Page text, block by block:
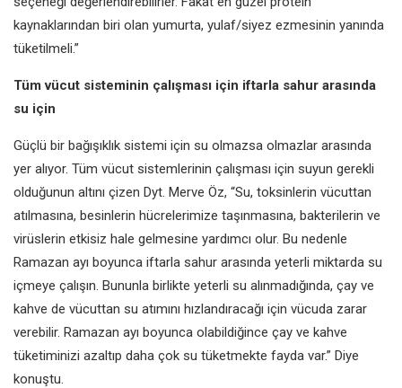
kaynaklarından biri olan yumurta, yulaf/siyez ezmesinin yanında
tüketilmeli.”
Tüm vücut sisteminin çalışması için iftarla sahur arasında
su için
Güçlü bir bağışıklık sistemi için su olmazsa olmazlar arasında
yer alıyor. Tüm vücut sistemlerinin çalışması için suyun gerekli
olduğunun altını çizen Dyt. Merve Öz, “Su, toksinlerin vücuttan
atılmasına, besinlerin hücrelerimize taşınmasına, bakterilerin ve
virüslerin etkisiz hale gelmesine yardımcı olur. Bu nedenle
Ramazan ayı boyunca iftarla sahur arasında yeterli miktarda su
içmeye çalışın. Bununla birlikte yeterli su alınmadığında, çay ve
kahve de vücuttan su atımını hızlandıracağı için vücuda zarar
verebilir. Ramazan ayı boyunca olabildiğince çay ve kahve
tüketiminizi azaltıp daha çok su tüketmekte fayda var.” Diye
konuştu.